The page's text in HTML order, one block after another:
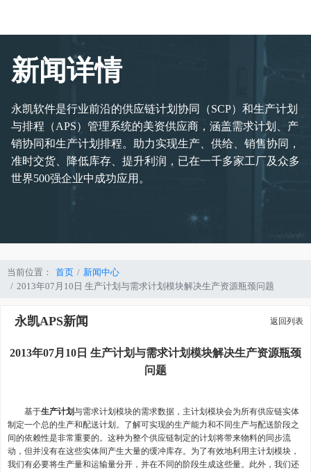
新闻详情
永凯软件是行业前沿的供应链计划协同（SCP）和生产计划
与排程（APS）管理系统的美资供应商，涵盖需求计划、产
销协同和生产计划排程。助力实现生产、供给、销售协同，
准时交货、降低库存、提升利润，已在一千多家工厂及众多
世界500强企业中成功应用。
当前位置： 首页
新闻中心
2013年07月10日 生产计划与需求计划模块解决生产资源瓶颈问题
永凯APS新闻 返回列表
2013年07月10日 生产计划与需求计划模块解决生产资源瓶颈
问题
基于生产计划与需求计划模块的需求数据，主计划模块会为所有供应链实体
制定一个总的生产和配送计划。了解可实现的生产能力和不同生产与配送阶段之
间的依赖性是非常重要的。这种为整个供应链制定的计划将带来物料的同步流
动，但并没有在这些实体间产生大量的缓冲库存。为了有效地利用主计划模块，
我们有必要将生产量和运输量分开，并在不同的阶段生成这些量。此外，我们还